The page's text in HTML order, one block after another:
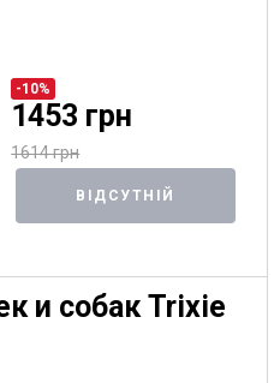
-10%
1453 грн
1614 грн
ВІДСУТНІЙ
и собак Trixie